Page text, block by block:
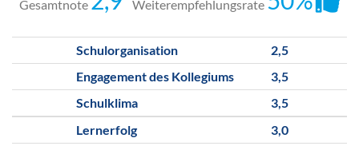
Gesamtnote Weiterempfehlungsrate
Schulorganisation
2,5
Engagement des Kollegiums
3,5
Schulklima
3,5
Lernerfolg
3,0